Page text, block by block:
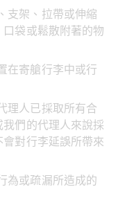
支架、拉帶或伸縮
袋或鬆散附著的物
在寄艙行李中或行
理人已採取所有合
們的代理人來說採
對行李延誤所帶來
為或疏漏所造成的